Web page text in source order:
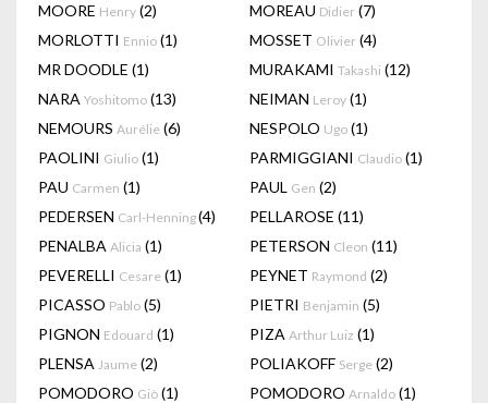
MOORE Henry (2) MOREAU Didier (7)
MORLOTTI Ennio (1) MOSSET Olivier (4)
MR DOODLE (1) MURAKAMI Takashi (12)
NARA Yoshitomo (13) NEIMAN Leroy (1)
NEMOURS Aurélie (6) NESPOLO Ugo (1)
PAOLINI Giulio (1) PARMIGGIANI Claudio (1)
PAU Carmen (1) PAUL Gen (2)
PEDERSEN Carl-Henning(4) PELLAROSE (11)
PENALBA Alicia (1) PETERSON Cleon (11)
PEVERELLI Cesare (1) PEYNET Raymond (2)
PICASSO Pablo (5) PIETRI Benjamin (5)
PIGNON Edouard (1) PIZA Arthur Luiz (1)
PLENSA Jaume (2) POLIAKOFF Serge (2)
POMODORO Giò (1) POMODORO Arnaldo (1)